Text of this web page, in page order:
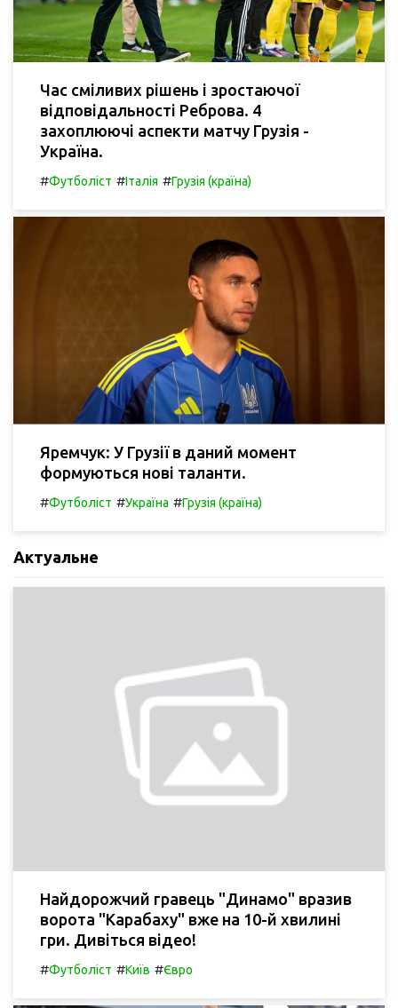
Час сміливих рішень і зростаючої
відповідальності Реброва. 4
захоплюючі аспекти матчу Грузія -
Україна.
#Футболіст #Італія #Грузія (країна)
Яремчук: У Грузії в даний момент
формуються нові таланти.
#Футболіст #Україна #Грузія (країна)
Актуальне
Найдорожчий гравець "Динамо" вразив
ворота "Карабаху" вже на 10-й хвилині
гри. Дивіться відео!
#Футболіст #Київ #Євро